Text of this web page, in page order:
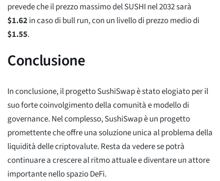
prevede che il prezzo massimo del SUSHI nel 2032 sarà
$1.62in caso di bull run, con un livello di prezzo medio di
$1.55.
Conclusione
In conclusione, il progetto SushiSwap è stato elogiato per il
suo forte coinvolgimento della comunità e modello di
governance. Nel complesso, SushiSwap è un progetto
promettente che offre una soluzione unica al problema della
liquidità delle criptovalute. Resta da vedere se potrà
continuare a crescere al ritmo attuale e diventare un attore
importante nello spazio DeFi.